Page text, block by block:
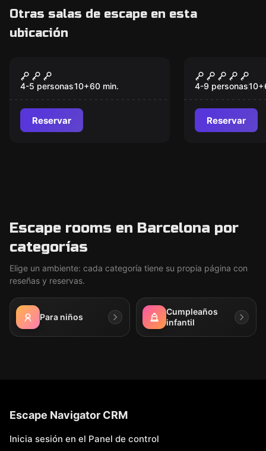
Otras salas de escape en esta
ubicación
Among Us VR
4-5 personas10+60 min.
Reservar
El Secreto
4-9 personas10+
Reservar
Escape rooms en Barcelona por
categorías
Elige un ambiente: cada categoría tiene su propia página con
reseñas y reservas.
Para niños
Cumpleaños
infantil
Escape Navigator CRM
Inicia sesión en el Panel de control